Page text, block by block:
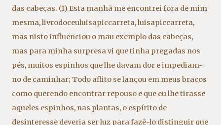
das cabeças. (1) Esta manhã me encontrei fora de mim
mesma,livrodoceuluisapiccarreta,luisapiccarreta,
mas nisto influenciou o mau exemplo das cabeças,
mas para minha surpresa vi que tinha pregadas nos
pés, muitos espinhos que lhe davam dor e impediam-
no de caminhar; Todo aflito se lançou em meus braços
como querendo encontrar repouso e que eu lhe tirasse
aqueles espinhos, nas plantas, o espírito de
desinteresse deveria ser luz para fazê-lo distinguir que